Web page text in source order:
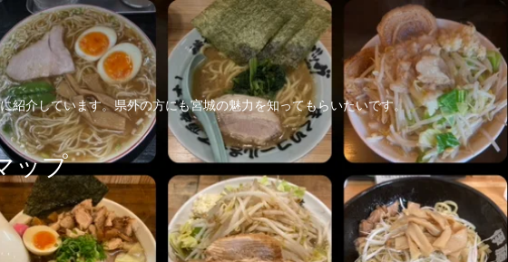
介しています。県外の方にも宮城の魅力を知ってもらいたいです。
ップ